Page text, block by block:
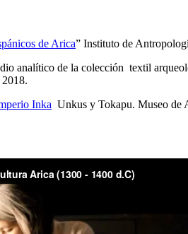
de Arica” Instituto de
analítico de la colección textil
Inka Unkus y Tokapu. Museo de